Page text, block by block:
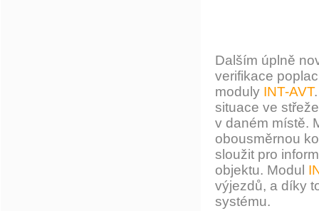
Dalším úplně
verifikace
moduly INT-AVT
situace ve
v daném místě.
obousměrnou
sloužit pro
objektu. Modul
výjezdů, a díky
systému.